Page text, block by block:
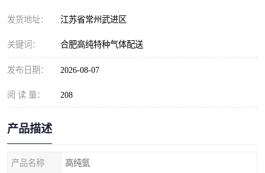
发货地址： 江苏省常州武进区
关键词： 合肥高纯特种气体配送
发布日期： 2026-08-07
阅 读 量： 208
产品描述
产品名称 高纯氩